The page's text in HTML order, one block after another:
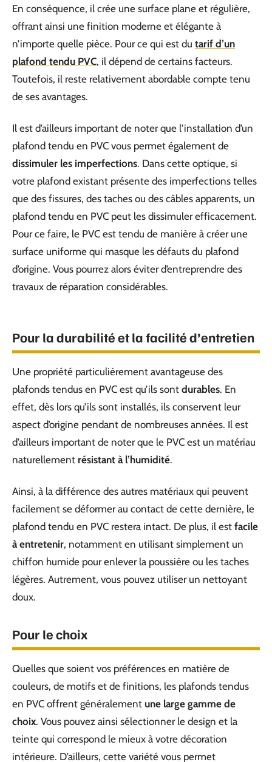
En conséquence, il crée une surface plane et régulière,
offrant ainsi une finition moderne et élégante à
n’importe quelle pièce. Pour ce qui est du tarif d’un
plafond tendu PVC, il dépend de certains facteurs.
Toutefois, il reste relativement abordable compte tenu
de ses avantages.
Il est d’ailleurs important de noter que l’installation d’un
plafond tendu en PVC vous permet également de
dissimuler les imperfections. Dans cette optique, si
votre plafond existant présente des imperfections telles
que des fissures, des taches ou des câbles apparents, un
plafond tendu en PVC peut les dissimuler efficacement.
Pour ce faire, le PVC est tendu de manière à créer une
surface uniforme qui masque les défauts du plafond
d’origine. Vous pourrez alors éviter d’entreprendre des
travaux de réparation considérables.
Pour la durabilité et la facilité d’entretien
Une propriété particulièrement avantageuse des
plafonds tendus en PVC est qu’ils sont durables. En
effet, dès lors qu’ils sont installés, ils conservent leur
aspect d’origine pendant de nombreuses années. Il est
d’ailleurs important de noter que le PVC est un matériau
naturellement résistant à l’humidité.
Ainsi, à la différence des autres matériaux qui peuvent
facilement se déformer au contact de cette dernière, le
plafond tendu en PVC restera intact. De plus, il est facile
à entretenir, notamment en utilisant simplement un
chiffon humide pour enlever la poussière ou les taches
légères. Autrement, vous pouvez utiliser un nettoyant
doux.
Pour le choix
Quelles que soient vos préférences en matière de
couleurs, de motifs et de finitions, les plafonds tendus
en PVC offrent généralement une large gamme de
choix. Vous pouvez ainsi sélectionner le design et la
teinte qui correspond le mieux à votre décoration
intérieure. D’ailleurs, cette variété vous permet